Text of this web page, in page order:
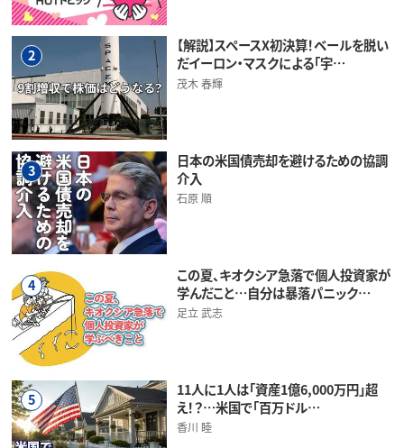
2
【解説】スペースX初決算！ベールを脱い
だイーロン・マスクによる「宇…
茂木 春輝
3
日本の米国債売却を避けるための協調
介入
石原 順
4
この夏、キオクシア急落で個人投資家が
学んだこと…自分は暴落パニック…
足立 武志
5
11人に1人は「資産1億6,000万円」超
え！？…米国で「百万ドル…
香川 睦